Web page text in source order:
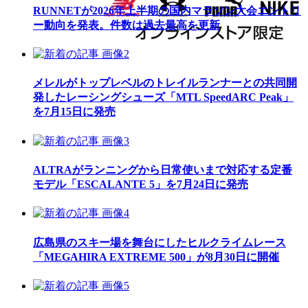
RUNNETが2026年上半期の国内マラソン大会エントリ
ー動向を発表。件数は過去最高を更新
メレルがトップレベルのトレイルランナーとの共同開
発したレーシングシューズ「MTL SpeedARC Peak」
を7月15日に発売
ALTRAがランニングから日常使いまで対応する定番
モデル「ESCALANTE 5」を7月24日に発売
広島県のスキー場を舞台にしたヒルクライムレース
「MEGAHIRA EXTREME 500」が8月30日に開催